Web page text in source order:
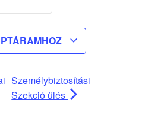
Személybiztosítási
Szekció ülés